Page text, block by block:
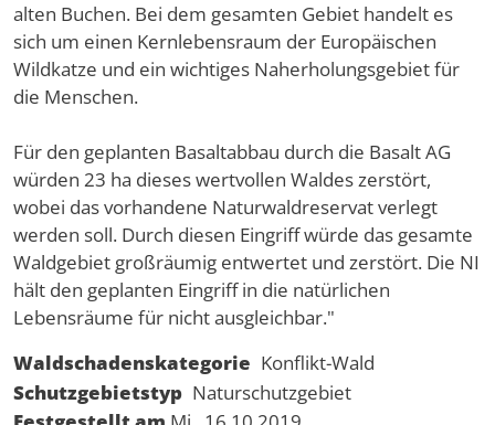
alten Buchen. Bei dem gesamten Gebiet handelt es
sich um einen Kernlebensraum der Europäischen
Wildkatze und ein wichtiges Naherholungsgebiet für
die Menschen.
Für den geplanten Basaltabbau durch die Basalt AG
würden 23 ha dieses wertvollen Waldes zerstört,
wobei das vorhandene Naturwaldreservat verlegt
werden soll. Durch diesen Eingriff würde das gesamte
Waldgebiet großräumig entwertet und zerstört. Die NI
hält den geplanten Eingriff in die natürlichen
Lebensräume für nicht ausgleichbar."
Waldschadenskategorie Konflikt-Wald
Schutzgebietstyp Naturschutzgebiet